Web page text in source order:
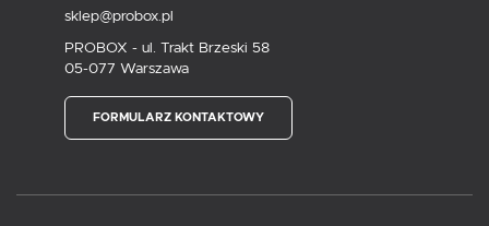
sklep@probox.pl
PROBOX - ul. Trakt Brzeski 58
05-077 Warszawa
FORMULARZ KONTAKTOWY